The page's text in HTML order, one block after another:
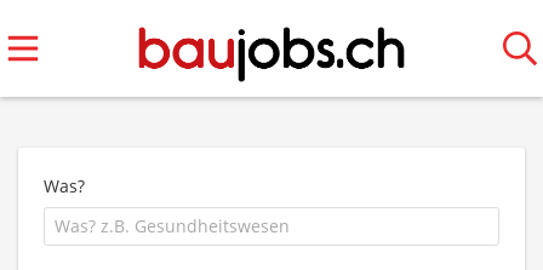
Was?